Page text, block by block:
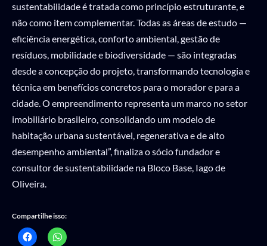
sustentabilidade é tratada como princípio estruturante, e
não como item complementar. Todas as áreas de estudo —
eficiência energética, conforto ambiental, gestão de
resíduos, mobilidade e biodiversidade — são integradas
desde a concepção do projeto, transformando tecnologia e
técnica em benefícios concretos para o morador e para a
cidade. O empreendimento representa um marco no setor
imobiliário brasileiro, consolidando um modelo de
habitação urbana sustentável, regenerativa e de alto
desempenho ambiental”, finaliza o sócio fundador e
consultor de sustentabilidade na Bloco Base, Iago de
Oliveira.
Compartilhe isso: